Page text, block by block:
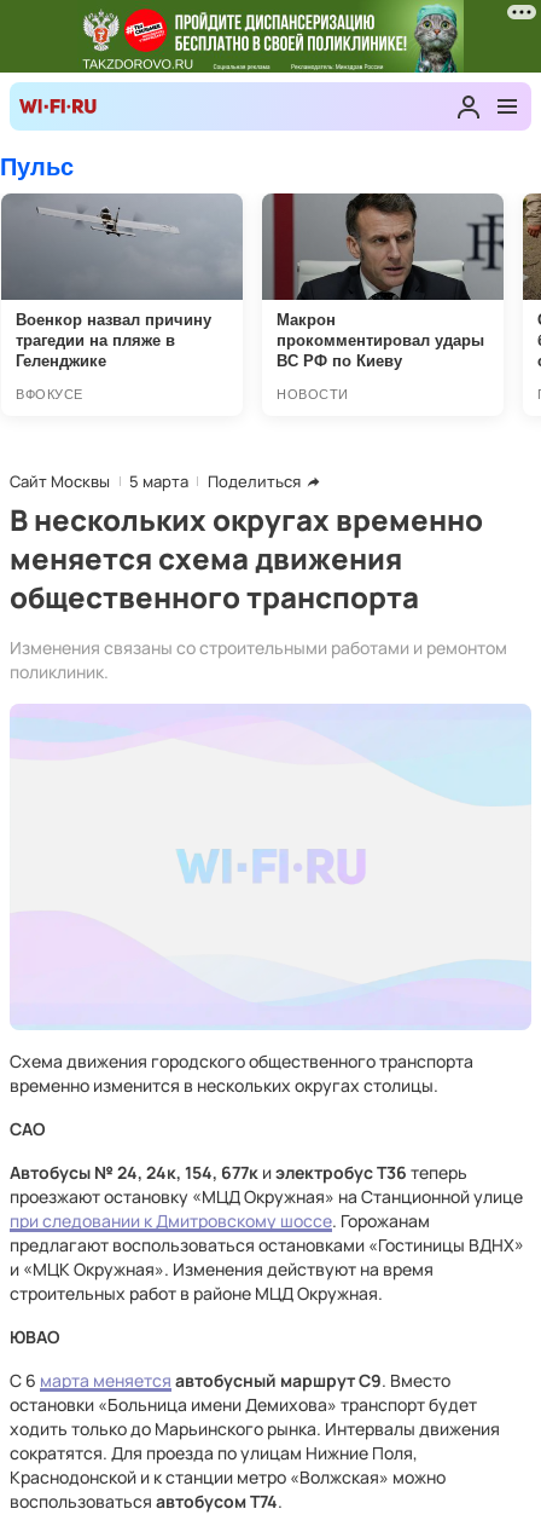
Сайт Москвы 5 марта Поделиться
В нескольких округах временно
меняется схема движения
общественного транспорта
Изменения связаны со строительными работами и ремонтом
поликлиник.
Схема движения городского общественного транспорта
временно изменится в нескольких округах столицы.
САО
Автобусы № 24, 24к, 154, 677к иэлектробус Т36 теперь
проезжают остановку «МЦД Окружная» на Станционной улице
при следовании к Дмитровскому шоссе. Горожанам
предлагают воспользоваться остановками «Гостиницы ВДНХ»
и «МЦК Окружная». Изменения действуют на время
строительных работ в районе МЦД Окружная.
ЮВАО
С 6 марта меняется автобусный маршрут С9. Вместо
остановки «Больница имени Демихова» транспорт будет
ходить только до Марьинского рынка. Интервалы движения
сократятся. Для проезда по улицам Нижние Поля,
Краснодонской и к станции метро «Волжская» можно
воспользоваться автобусом Т74.